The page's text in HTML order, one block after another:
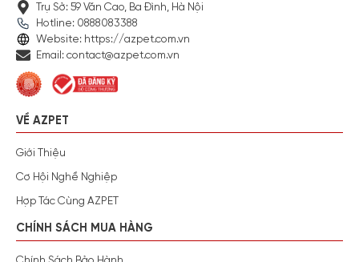
Trụ Sở: 59 Văn Cao, Ba Đình, Hà Nội
Hotline: 0888083388
Website: https://azpet.com.vn
Email: contact@azpet.com.vn
VỀ AZPET
Giới Thiệu
Cơ Hội Nghề Nghiệp
Hợp Tác Cùng AZPET
CHÍNH SÁCH MUA HÀNG